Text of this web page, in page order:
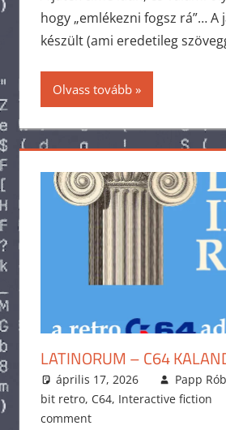
hogy „emlékezni fogsz rá”…
készült (ami eredetileg
Olvass tovább
LATINORUM – C64
április 17, 2026 Papp
bit retro, C64, Interactive fiction
comment